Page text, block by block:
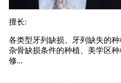
擅长:
各类型牙列缺损、牙列缺失的
杂骨缺损条件的种植、美学区
修...